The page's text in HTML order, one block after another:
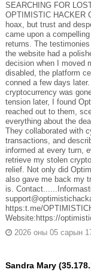
SEARCHING FOR
OPTIMISTIC HACKER
hoax, but trust and
came upon a
returns. The
the website had a
decision when I moved
disabled, the platform
conned a few days
cryptocurrency was
tension later, I found
reached out to them,
everything about the
They collaborated with
transactions, and
informed at every turn,
retrieve my stolen
relief. Not only did
also gave me back my
is.
https:t.me/
Website:https://
2026 оны 05 сарын
Sandra Mary